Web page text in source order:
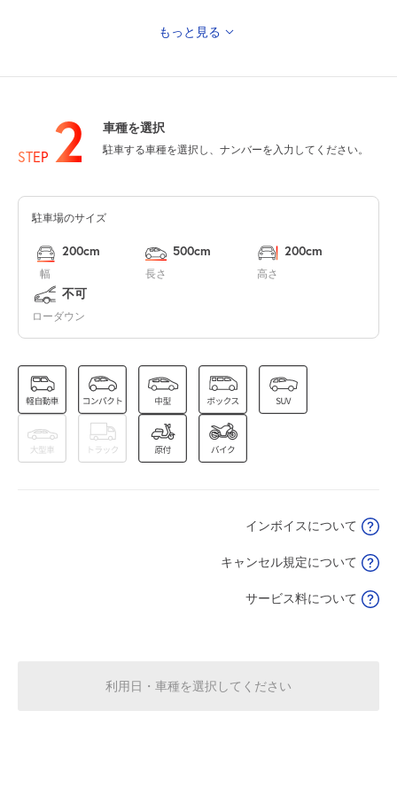
8月16日 (日) ¥1,870
8月17日 (月) ¥1,870
空き1
8月18日 (火) ¥1,870
8月19日 (水)
0:00～24:00
¥1,870
休
休
もっと見る
STEP 2 車種を選択
駐車する車種を選択し、ナンバーを入力してください。
駐車場のサイズ
幅
200cm
長さ
500cm
高さ
200cm
ローダウン
不可
インボイスについて
キャンセル規定について
サービス料について
利用日・車種を選択してください